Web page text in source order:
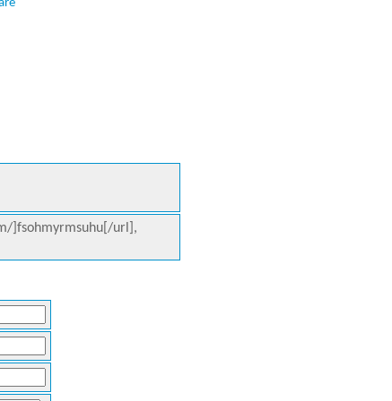
]fsohmyrmsuhu[/url],